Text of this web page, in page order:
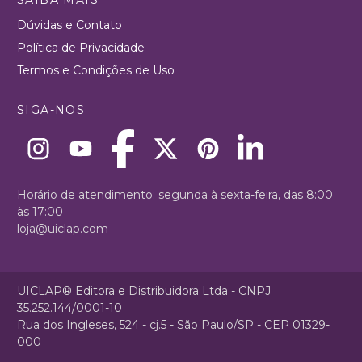
Dúvidas e Contato
Política de Privacidade
Termos e Condições de Uso
SIGA-NOS
Horário de atendimento: segunda à sexta-feira, das 8:00
às 17:00
loja@uiclap.com
UICLAP® Editora e Distribuidora Ltda - CNPJ
35.252.144/0001-10
Rua dos Ingleses, 524 - cj.5 - São Paulo/SP - CEP 01329-
000